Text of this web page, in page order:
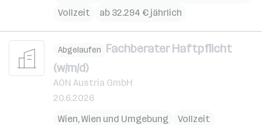
Vollzeit
ab 32.294 € jährlich
Abgelaufen Fachberater Haftpflicht
(w/m/d)
AON Austria GmbH
20.6.2026
Wien,Wien und Umgebung
Vollzeit